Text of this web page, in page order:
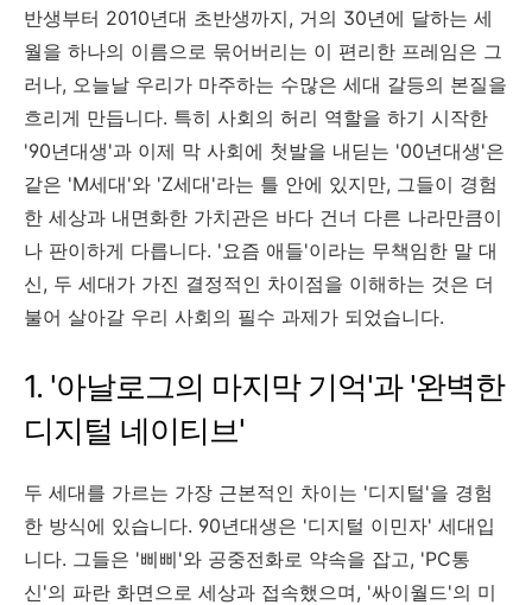
반생부터 2010년대 초반생까지, 거의 30년에 달하는 세
월을 하나의 이름으로 묶어버리는 이 편리한 프레임은 그
러나, 오늘날 우리가 마주하는 수많은 세대 갈등의 본질을
흐리게 만듭니다. 특히 사회의 허리 역할을 하기 시작한
'90년대생'과 이제 막 사회에 첫발을 내딛는 '00년대생'은
같은 'M세대'와 'Z세대'라는 틀 안에 있지만, 그들이 경험
한 세상과 내면화한 가치관은 바다 건너 다른 나라만큼이
나 판이하게 다릅니다. '요즘 애들'이라는 무책임한 말 대
신, 두 세대가 가진 결정적인 차이점을 이해하는 것은 더
불어 살아갈 우리 사회의 필수 과제가 되었습니다.
1. '아날로그의 마지막 기억'과 '완벽한
디지털 네이티브'
두 세대를 가르는 가장 근본적인 차이는 '디지털'을 경험
한 방식에 있습니다. 90년대생은 '디지털 이민자' 세대입
니다. 그들은 '삐삐'와 공중전화로 약속을 잡고, 'PC통
신'의 파란 화면으로 세상과 접속했으며, '싸이월드'의 미